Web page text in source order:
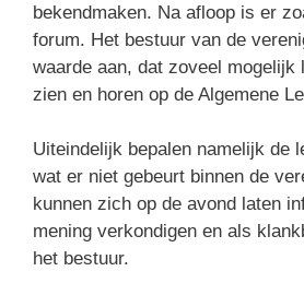
bekendmaken. Na afloop is er
forum. Het bestuur van de
waarde aan, dat zoveel mogelijk
zien en horen op de Algemene
Uiteindelijk bepalen namelijk de
wat er niet gebeurt binnen de
kunnen zich op de avond laten
mening verkondigen en als
het bestuur.